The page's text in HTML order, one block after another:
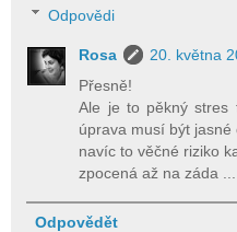
Odpovědi
Rosa
20. května
Přesně!
Ale je to pěkný stres
úprava musí být jasné
navíc to věčné riziko
zpocená až na záda
Odpovědět